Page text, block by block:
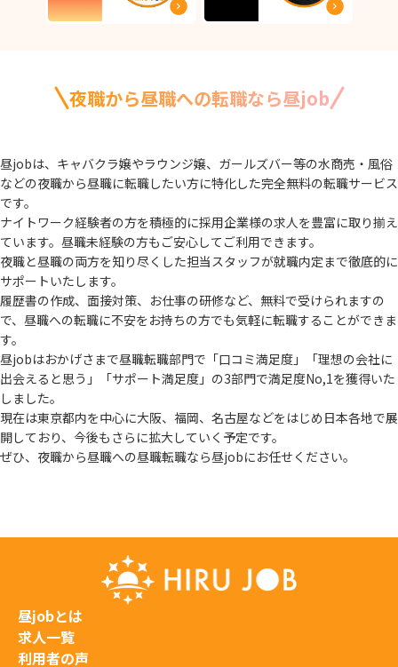
夜職から昼職への転職なら昼job
昼jobは、キャバクラ嬢やラウンジ嬢、ガールズバー等の水商売・風俗
などの夜職から昼職に転職したい方に特化した完全無料の転職サービス
です。
ナイトワーク経験者の方を積極的に採用企業様の求人を豊富に取り揃え
ています。 昼職未経験の方もご安心してご利用できます。
夜職と昼職の両方を知り尽くした担当スタッフが就職内定まで徹底的に
サポートいたします。
履歴書の作成、面接対策、お仕事の研修など、無料で受けられますの
で、 昼職への転職に不安をお持ちの方でも気軽に転職することができま
す。
昼jobはおかげさまで昼職転職部門で「口コミ満足度」「理想の会社に
出会えると思う」
「サポート満足度」の3部門で満足度No,1を獲得いた
しました。
現在は東京都内を中心に大阪、福岡、名古屋などをはじめ日本各地で展
開しており、 今後もさらに拡大していく予定です。
ぜひ、夜職から昼職への昼職転職なら昼jobにお任せください。
昼jobとは
求人一覧
利用者の声